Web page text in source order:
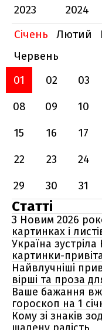
2023
2024
Січень
Лютий
Червень
01
02 03
08
09 10
15
16 17
22
23 24
29
30 31
Статті
З Новим 2026
картинках і
Україна
картинки-
Найвлучніші
вірші та проза
Ваше бажання
гороскоп на 1
Кому зі знаків